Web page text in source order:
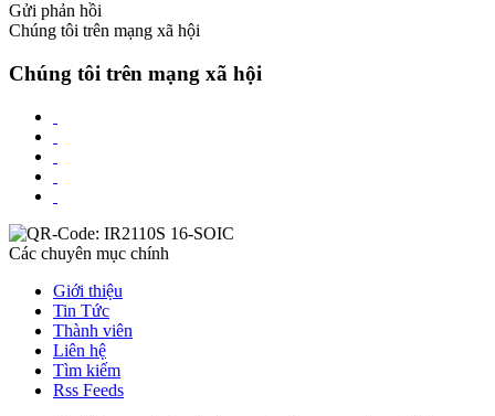
Gửi phản hồi
Chúng tôi trên mạng xã hội
Chúng tôi trên mạng xã hội
Các chuyên mục chính
Giới thiệu
Tin Tức
Thành viên
Liên hệ
Tìm kiếm
Rss Feeds